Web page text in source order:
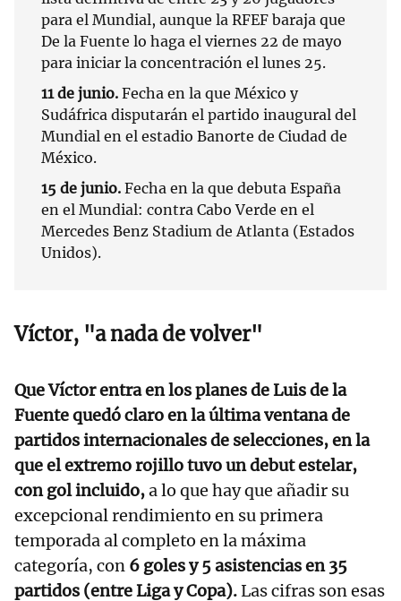
para el Mundial, aunque la RFEF baraja que
De la Fuente lo haga el viernes 22 de mayo
para iniciar la concentración el lunes 25.
11 de junio. Fecha en la que México y
Sudáfrica disputarán el partido inaugural del
Mundial en el estadio Banorte de Ciudad de
México.
15 de junio. Fecha en la que debuta España
en el Mundial: contra Cabo Verde en el
Mercedes Benz Stadium de Atlanta (Estados
Unidos).
Víctor, "a nada de volver"
Que Víctor entra en los planes de Luis de la
Fuente quedó claro en la última ventana de
partidos internacionales de selecciones, en la
que el extremo rojillo tuvo un debut estelar,
con gol incluido,a lo que hay que añadir su
excepcional rendimiento en su primera
temporada al completo en la máxima
categoría, con 6 goles y 5 asistencias en 35
partidos (entre Liga y Copa).Las cifras son esas